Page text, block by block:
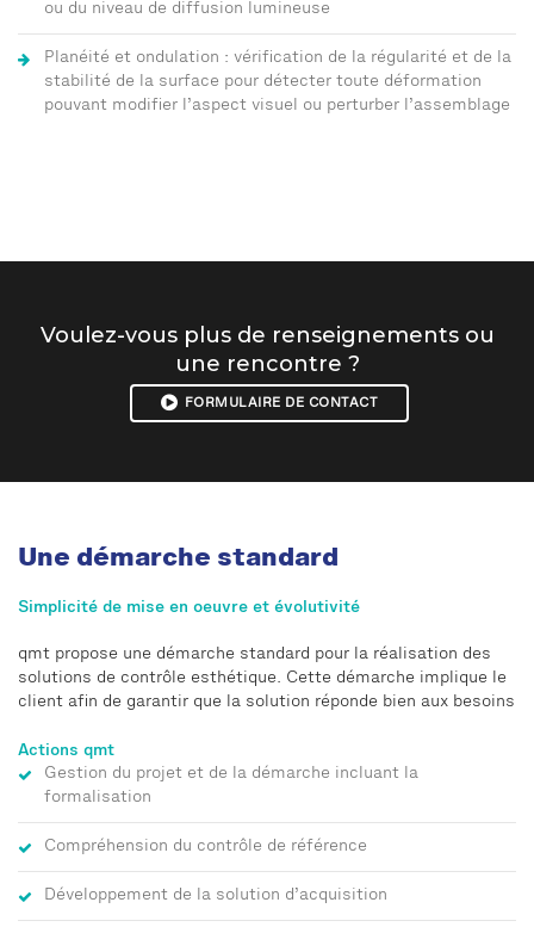
ou du niveau de diffusion lumineuse
Planéité et ondulation : vérification de la régularité et de la
stabilité de la surface pour détecter toute déformation
pouvant modifier l’aspect visuel ou perturber l’assemblage
Voulez-vous plus de renseignements ou
une rencontre ?
FORMULAIRE DE CONTACT
Une démarche standard
Simplicité de mise en oeuvre et évolutivité
qmt propose une démarche standard pour la réalisation des
solutions de contrôle esthétique. Cette démarche implique le
client afin de garantir que la solution réponde bien aux besoins
Actions qmt
Gestion du projet et de la démarche incluant la
formalisation
Compréhension du contrôle de référence
Développement de la solution d’acquisition